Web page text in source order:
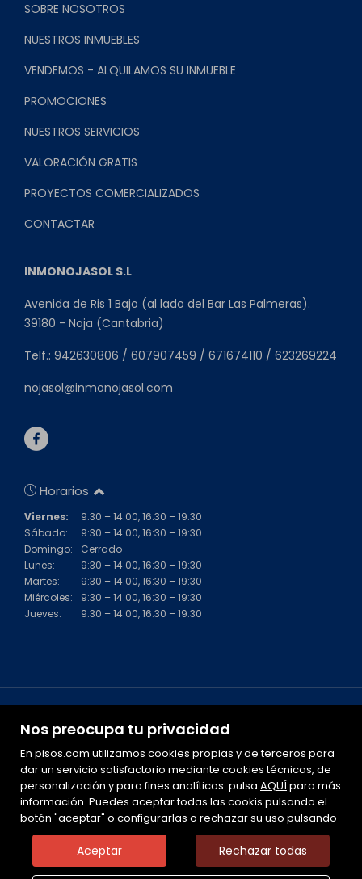
Nos preocupa tu privacidad
En pisos.com utilizamos cookies propias y de terceros para
dar un servicio satisfactorio mediante cookies técnicas, de
personalización y para fines analíticos. pulsa AQUÍpara más
información. Puedes aceptar todas las cookis pulsando el
botón "aceptar" o configurarlas o rechazar su uso pulsando
Aceptar Rechazar todas
SOBRE NOSOTROS
NUESTROS INMUEBLES
VENDEMOS - ALQUILAMOS SU INMUEBLE
PROMOCIONES
NUESTROS SERVICIOS
VALORACIÓN GRATIS
PROYECTOS COMERCIALIZADOS
CONTACTAR
INMONOJASOL S.L
Avenida de Ris 1 Bajo (al lado del Bar Las Palmeras).
39180 - Noja (Cantabria)
Telf.: 942630806 / 607907459 / 671674110 / 623269224
nojasol@inmonojasol.com
Horarios
Viernes:
9:30 – 14:00, 16:30 – 19:30
Sábado:
9:30 – 14:00, 16:30 – 19:30
Domingo:
Cerrado
Lunes:
9:30 – 14:00, 16:30 – 19:30
Martes:
9:30 – 14:00, 16:30 – 19:30
Miércoles:
9:30 – 14:00, 16:30 – 19:30
Jueves:
9:30 – 14:00, 16:30 – 19:30
Mapa Web
Aviso legal
Favoritos
Inmuebles destacados
Noticias